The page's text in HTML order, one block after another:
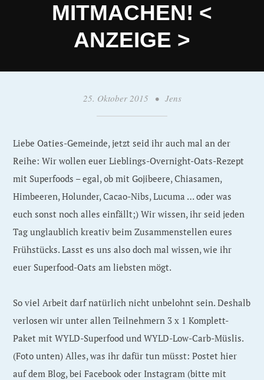
MITMACHEN! <
ANZEIGE >
25. Oktober 2015 • Jens
Liebe Oaties-Gemeinde, jetzt seid ihr auch mal an der
Reihe: Wir wollen euer Lieblings-Overnight-Oats-Rezept
mit Superfoods – egal, ob mit Gojibeere, Chiasamen,
Himbeeren, Holunder, Cacao-Nibs, Lucuma … oder was
euch sonst noch alles einfällt;) Wir wissen, ihr seid jeden
Tag unglaublich kreativ beim Zusammenstellen eures
Frühstücks. Lasst es uns also doch mal wissen, wie ihr
euer Superfood-Oats am liebsten mögt.
So viel Arbeit darf natürlich nicht unbelohnt sein. Deshalb
verlosen wir unter allen Teilnehmern 3 x 1 Komplett-
Paket mit WYLD-Superfood und WYLD-Low-Carb-Müslis.
(Foto unten) Alles, was ihr dafür tun müsst: Postet hier
auf dem Blog, bei Facebook oder Instagram (bitte mit